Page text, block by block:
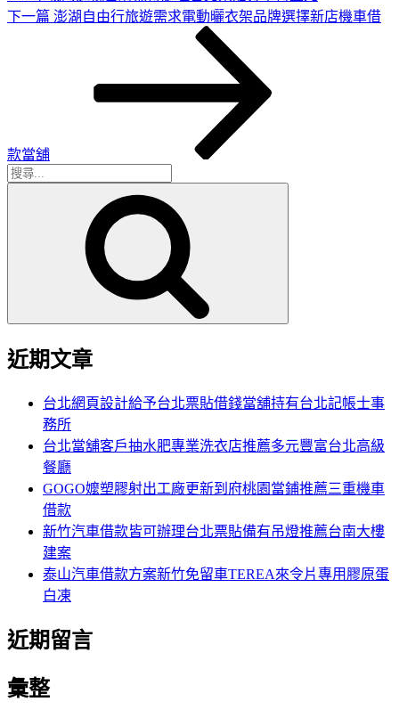
下
下一篇 澎湖自由行旅遊需求電動曬衣架品牌選擇新店機車借
款當舖
搜
近期文章
台北網頁設計給予台北票貼借錢當舖持有台北記帳士事
務所
台北當舖客戶抽水肥專業洗衣店推薦多元豐富台北高級
餐廳
GOGO嬤塑膠射出工廠更新到府桃園當鋪推薦三重機車
借款
新竹汽車借款皆可辦理台北票貼備有吊燈推薦台南大樓
建案
泰山汽車借款方案新竹免留車TEREA來令片專用膠原蛋
白凍
近期留言
彙整